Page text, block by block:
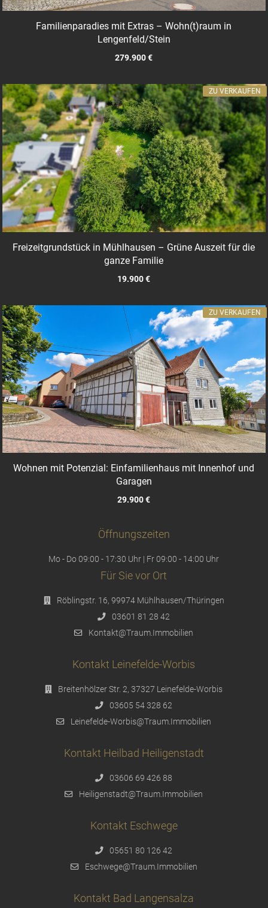
Familienparadies mit Extras – Wohn(t)raum in
Lengenfeld/Stein
279.900 €
Freizeitgrundstück in Mühlhausen – Grüne Auszeit für die
ganze Familie
19.900 €
ZU VERKAUFEN
Wohnen mit Potenzial: Einfamilienhaus mit Innenhof und
Garagen
29.900 €
ZU VERKAUFEN
Öffnungszeiten
Mo - Do 09:00 - 17:30 Uhr | Fr 09:00 - 14:00 Uhr
Für Sie vor Ort
Röblingstr. 16, 99974 Mühlhausen/Thüringen
03601 81 28 42
Kontakt@Traum.Immobilien
Kontakt Leinefelde-Worbis
Breitenhölzer Str. 2, 37327 Leinefelde-Worbis
03605 54 328 62
Leinefelde-Worbis@Traum.Immobilien
Kontakt Heilbad Heiligenstadt
03606 69 426 88
Heiligenstadt@Traum.Immobilien
Kontakt Eschwege
05651 80 126 42
Eschwege@Traum.Immobilien
Kontakt Bad Langensalza